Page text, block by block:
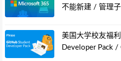
不能新建 / 管理子
美国大学校友福
Developer Pack